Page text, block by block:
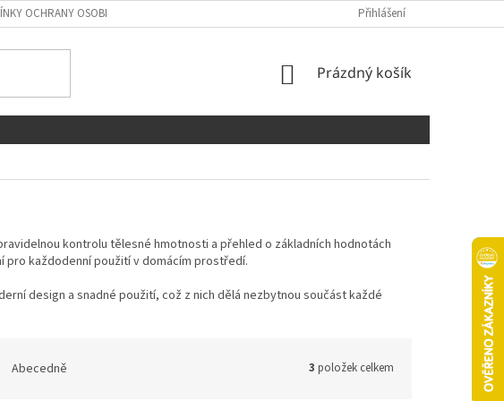
OCHRANY OSOBNÍCH ÚDAJŮ Přihlášení
NÁKUPNÍ
Prázdný košík
kontrolu tělesné hmotnosti a přehled o základních hodnotách
pro každodenní použití v domácím prostředí.
design a snadné použití, což z nich dělá nezbytnou součást každé
Abecedně 3 položek celkem